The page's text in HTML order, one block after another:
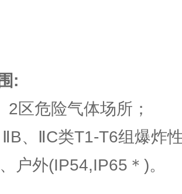
:
2区危险气体场所；
、ⅡC类T1-T6组爆炸
户外(IP54,IP65＊)。